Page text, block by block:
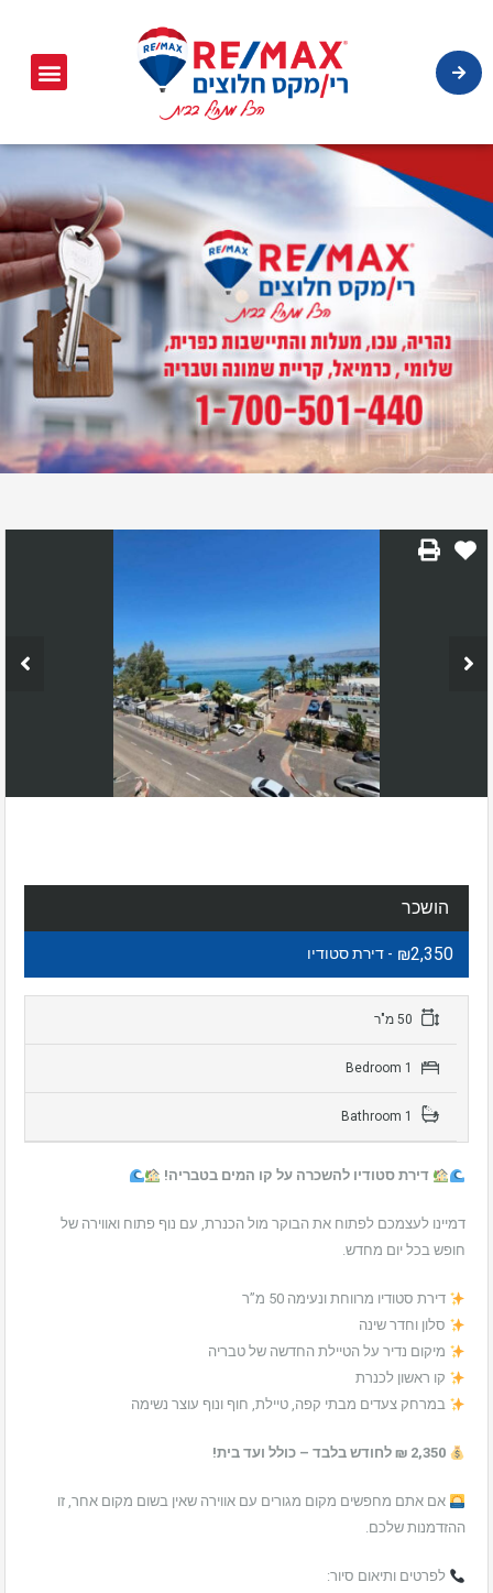
הושכר
₪2,350 - דירת סטודיו
דירת סטודיו להשכרה על קו המים בטבריה!
דמיינו לעצמכם לפתוח את הבוקר מול הכנרת, עם נוף פתוח ואווירה של
חופש בכל יום מחדש.
דירת סטודיו מרווחת ונעימה 50 מ”ר
סלון וחדר שינה
מיקום נדיר על הטיילת החדשה של טבריה
קו ראשון לכנרת
במרחק צעדים מבתי קפה, טיילת, חוף ונוף עוצר נשימה
2,350 ₪ לחודש בלבד – כולל ועד בית!
אם אתם מחפשים מקום מגורים עם אווירה שאין בשום מקום אחר, זו
ההזדמנות שלכם.
לפרטים ותיאום סיור: